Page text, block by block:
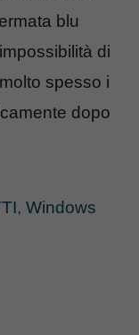
blu
di
spesso i
dopo
,Windows